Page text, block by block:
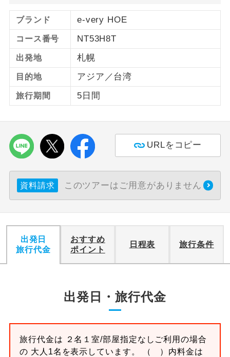
ブランド e-very HOE
コース番号 NT53H8T
出発地 札幌
目的地 アジア／台湾
旅行期間 5日間
URLをコピー
資料請求 このツアーはご用意がありません
出発日
旅行代金
おすすめ
ポイント
日程表 旅行条件
出発日・旅行代金
旅行代金は ２名１室/部屋指定なしご利用の場合
の 大人1名を表示しています。 （ ）内料金は
女性限定
女性限定でご参加いただけるコースで
す。
年齢制限あり
です。
航空会社指定
利用航空会社が指定なので、ご出発の計
画にとても便利です。
す。